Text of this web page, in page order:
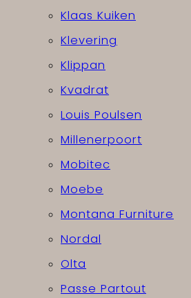
Klaas Kuiken
Klevering
Klippan
Kvadrat
Louis Poulsen
Millenerpoort
Mobitec
Moebe
Montana Furniture
Nordal
Olta
Passe Partout